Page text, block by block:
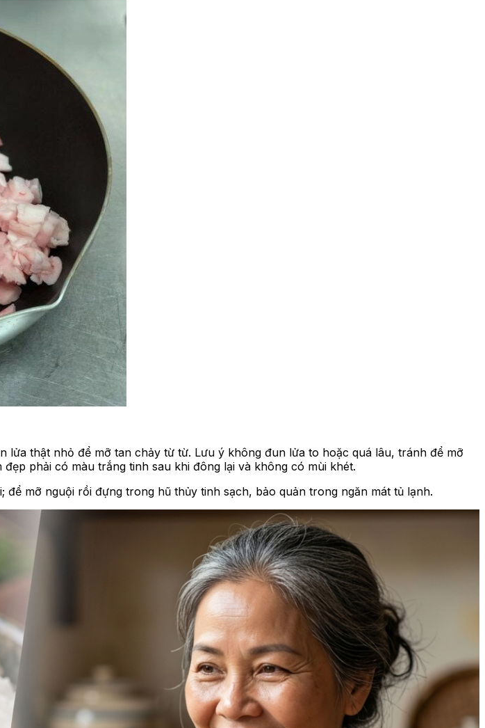
thật nhỏ để mỡ tan chảy từ từ. Lưu ý không đun lửa to hoặc quá lâu, tránh để mỡ
phải có màu trắng tinh sau khi đông lại và không có mùi khét.
mỡ nguội rồi đựng trong hũ thủy tinh sạch, bảo quản trong ngăn mát tủ lạnh.